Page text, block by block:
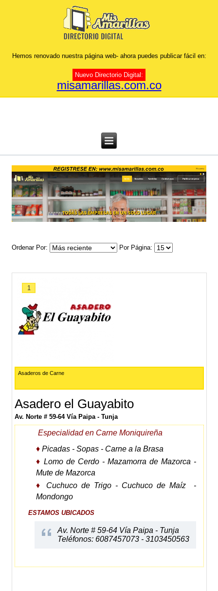
Hemos renovado nuestra página web- ahora puedes publicar fácil en:
Nuevo Directorio Digital:
misamarillas.com.co
Ordenar Por Por Página
1
Asaderos de Carne
Asadero el Guayabito
Av. Norte # 59-64 Vía Paipa - Tunja
Especialidad en Carne Moniquireña
♦ Picadas - Sopas - Carne a la Brasa
♦ Lomo de Cerdo - Mazamorra de Mazorca -
Mute de Mazorca
♦
Cuchuco de Trigo - Cuchuco de Maíz -
Mondongo
ESTAMOS UBICADOS
Av. Norte # 59-64 Vía Paipa - Tunja
Teléfonos: 6087457073 - 3103450563